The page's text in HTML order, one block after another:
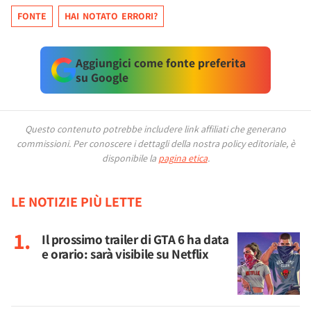
FONTE HAI NOTATO ERRORI?
Aggiungici come fonte preferita
su Google
Questo contenuto potrebbe includere link affiliati che generano
commissioni. Per conoscere i dettagli della nostra policy editoriale, è
disponibile la pagina etica.
LE NOTIZIE PIÙ LETTE
Il prossimo trailer di GTA 6 ha data
e orario: sarà visibile su Netflix